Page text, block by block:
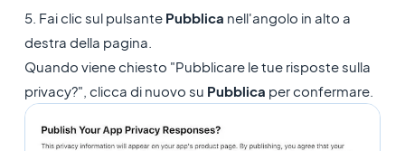
5. Fai clic sul pulsante Pubblica nell'angolo in alto a
destra della pagina.
Quando viene chiesto "Pubblicare le tue risposte sulla
privacy?", clicca di nuovo su Pubblica per confermare.